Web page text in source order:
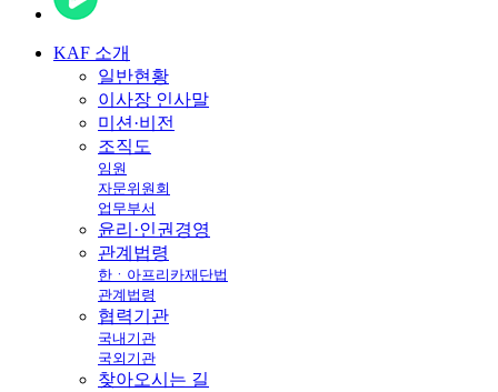
KAF 소개
일반현황
이사장 인사말
미션·비전
조직도
임원
자문위원회
업무부서
윤리·인권경영
관계법령
한ㆍ아프리카재단법
관계법령
협력기관
국내기관
국외기관
찾아오시는 길